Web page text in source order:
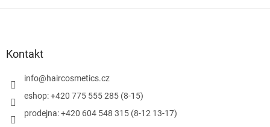
k
v
v
Kontakt
info@haircosmetics.cz
eshop: +420 775 555 285 (8-15)
prodejna: +420 604 548 315 (8-12 13-17)